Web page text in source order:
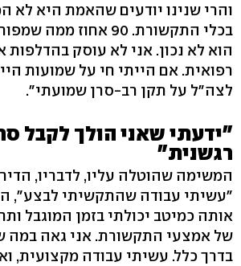
והרי שנינו יודעים שהאמת היא לא
בכלי התקשורת. 90 אחוז
הוא לא נכון. אני לא עוסק בהדלפות
רפואית. אם הייתי חי על שמועות
לצה"ל על תקן רב-סרן שמועתי".
"ידעתי שאני הולך לקבל
רגשנית"
המשימה שהוטלה עליו, לדבריו,
"עשיתי עבודה שהתקשיתי לבצע",
אותה כמיטב יכולתי בזמן המוגבל
של אמצעי התקשורת. אני גאה במה
בדרך כלל. עשיתי עבודה מקצועית,